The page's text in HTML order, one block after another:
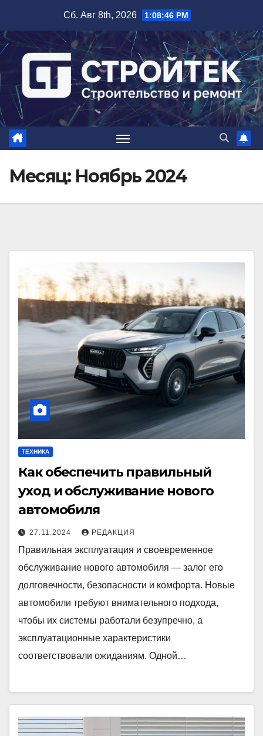
содержимому
Сб. Авг 8th, 2026 1:08:47 PM
Месяц: Ноябрь 2024
ТЕХНИКА
Как обеспечить правильный
уход и обслуживание нового
автомобиля
27.11.2024 РЕДАКЦИЯ
Правильная эксплуатация и своевременное
обслуживание нового автомобиля — залог его
долговечности, безопасности и комфорта. Новые
автомобили требуют внимательного подхода,
чтобы их системы работали безупречно, а
эксплуатационные характеристики
соответствовали ожиданиям. Одной…